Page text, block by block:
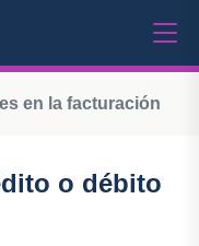
en la facturación
o débito